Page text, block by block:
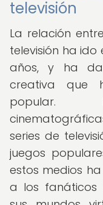
televisión
La relación
televisión ha
años, y ha
creativa que
popular.
series de
juegos
estos medios
a los fanáticos